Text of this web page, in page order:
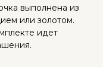
выполнена из
или золотом.
идет